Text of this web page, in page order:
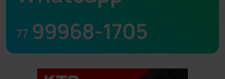
77 99968-1705